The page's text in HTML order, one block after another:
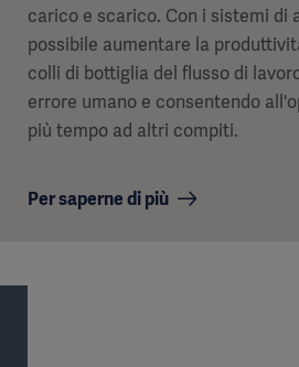
carico e scarico. Con i sistemi di
possibile aumentare la
colli di bottiglia del flusso di
errore umano e consentendo
più tempo ad altri compiti.
Per saperne di più